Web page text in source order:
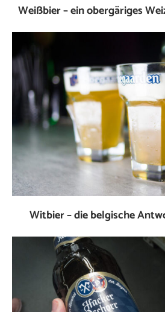
Weißbier – ein obergäriges
Witbier – die belgische